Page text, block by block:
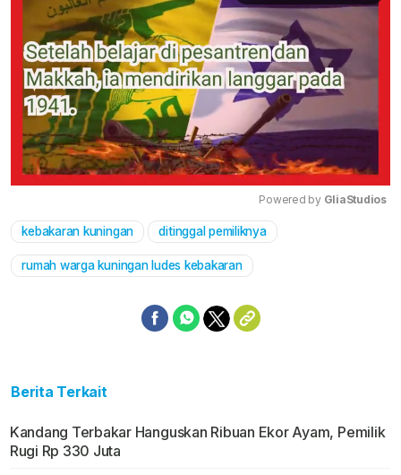
Powered by GliaStudios
kebakaran kuningan ditinggal pemiliknya
rumah warga kuningan ludes kebakaran
Berita Terkait
Kandang Terbakar Hanguskan Ribuan Ekor Ayam, Pemilik
Rugi Rp 330 Juta